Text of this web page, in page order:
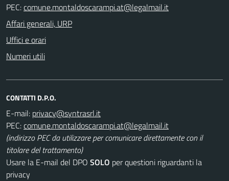
PEC:
Affari generali, URP
Uffici e orari
Numeri utili
CONTATTI D.P.O.
E-mail:
PEC:
(indirizzo PEC da utilizzare per comunicare direttamente con il
titolare del trattamento)
Usare la E-mail del DPO SOLO per questioni riguardanti la
privacy